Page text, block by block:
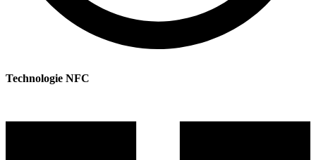
Technologie NFC